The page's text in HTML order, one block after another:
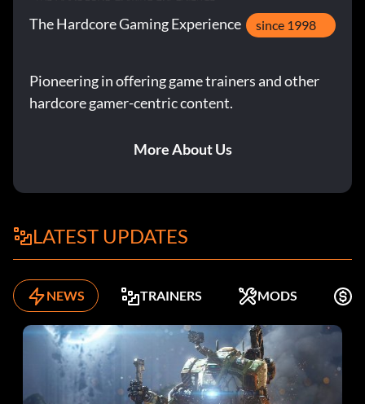
The Hardcore Gaming Experience since 1998
Pioneering in offering game trainers and other
hardcore gamer-centric content.
More About Us
LATEST UPDATES
NEWS TRAINERS MODS